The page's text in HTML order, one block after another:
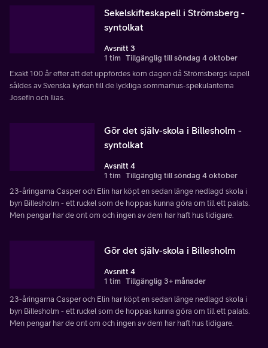
Sekelskifteskapell i Strömsberg -
syntolkat
Avsnitt 3
1 tim Tillgänglig till söndag 4 oktober
Exakt 100 år efter att det uppfördes kom dagen då Strömsbergs kapell
såldes av Svenska kyrkan till de lyckliga sommarhus-spekulanterna
Josefin och Ilias.
Gör det själv-skola i Billesholm -
syntolkat
Avsnitt 4
1 tim Tillgänglig till söndag 4 oktober
23-åringarna Casper och Elin har köpt en sedan länge nedlagd skola i
byn Billesholm - ett ruckel som de hoppas kunna göra om till ett palats.
Men pengar har de ont om och ingen av dem har haft hus tidigare.
Gör det själv-skola i Billesholm
Avsnitt 4
1 tim Tillgänglig 3+ månader
23-åringarna Casper och Elin har köpt en sedan länge nedlagd skola i
byn Billesholm - ett ruckel som de hoppas kunna göra om till ett palats.
Men pengar har de ont om och ingen av dem har haft hus tidigare.